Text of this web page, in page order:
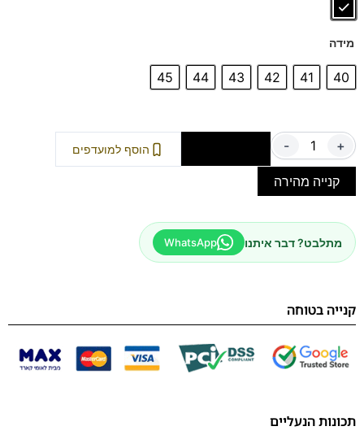
מידה
40
41
42
43
44
45
- + הוסף למועדפים
קנייה מהירה
מתלבט? דבר איתנו WhatsApp
קנייה בטוחה
תכונות הנעליים